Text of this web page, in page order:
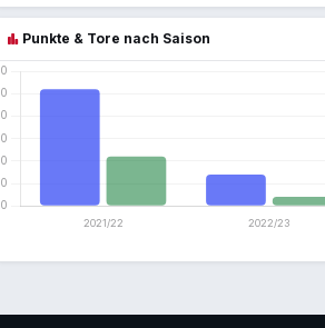
bar_chart Punkte & Tore nach Saison